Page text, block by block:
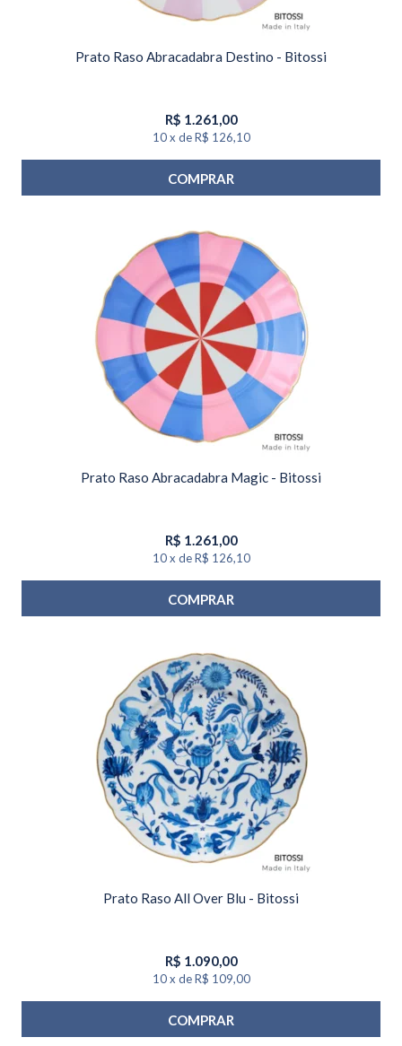
Prato Raso Abracadabra Destino - Bitossi
R$ 1.261,00
10 x de R$ 126,10
COMPRAR
Prato Raso Abracadabra Magic - Bitossi
R$ 1.261,00
10 x de R$ 126,10
COMPRAR
Prato Raso All Over Blu - Bitossi
R$ 1.090,00
10 x de R$ 109,00
COMPRAR